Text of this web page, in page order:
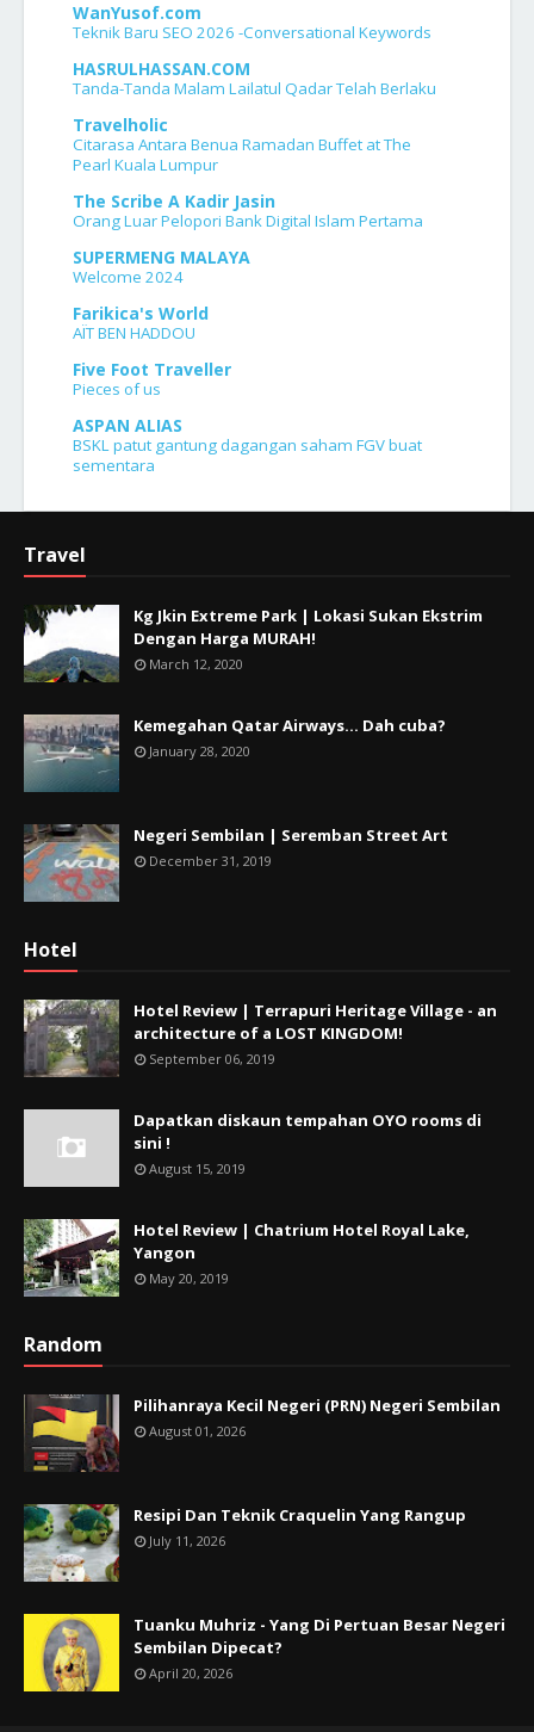
WanYusof.com
Teknik Baru SEO 2026 -Conversational Keywords
HASRULHASSAN.COM
Tanda-Tanda Malam Lailatul Qadar Telah Berlaku
Travelholic
Citarasa Antara Benua Ramadan Buffet at The
Pearl Kuala Lumpur
The Scribe A Kadir Jasin
Orang Luar Pelopori Bank Digital Islam Pertama
SUPERMENG MALAYA
Welcome 2024
Farikica's World
AÏT BEN HADDOU
Five Foot Traveller
Pieces of us
ASPAN ALIAS
BSKL patut gantung dagangan saham FGV buat
sementara
Travel
Kg Jkin Extreme Park | Lokasi Sukan Ekstrim
Dengan Harga MURAH!
March 12, 2020
Kemegahan Qatar Airways... Dah cuba?
January 28, 2020
Negeri Sembilan | Seremban Street Art
December 31, 2019
Hotel
Hotel Review | Terrapuri Heritage Village - an
architecture of a LOST KINGDOM!
September 06, 2019
Dapatkan diskaun tempahan OYO rooms di
sini !
August 15, 2019
Hotel Review | Chatrium Hotel Royal Lake,
Yangon
May 20, 2019
Random
Pilihanraya Kecil Negeri (PRN) Negeri Sembilan
August 01, 2026
Resipi Dan Teknik Craquelin Yang Rangup
July 11, 2026
Tuanku Muhriz - Yang Di Pertuan Besar Negeri
Sembilan Dipecat?
April 20, 2026